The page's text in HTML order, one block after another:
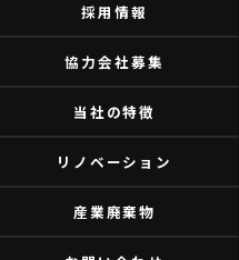
採用情報
協力会社募集
当社の特徴
リノベーション
産業廃棄物